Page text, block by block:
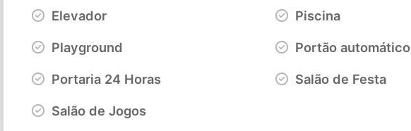
Elevador Piscina
Playground Portão automático
Portaria 24 Horas Salão de Festa
Salão de Jogos